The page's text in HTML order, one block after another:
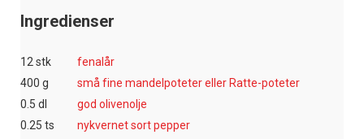
Ingredienser
12 stk
fenalår
400 g
små fine mandelpoteter eller Ratte-poteter
0.5 dl
god olivenolje
0.25 ts
nykvernet sort pepper